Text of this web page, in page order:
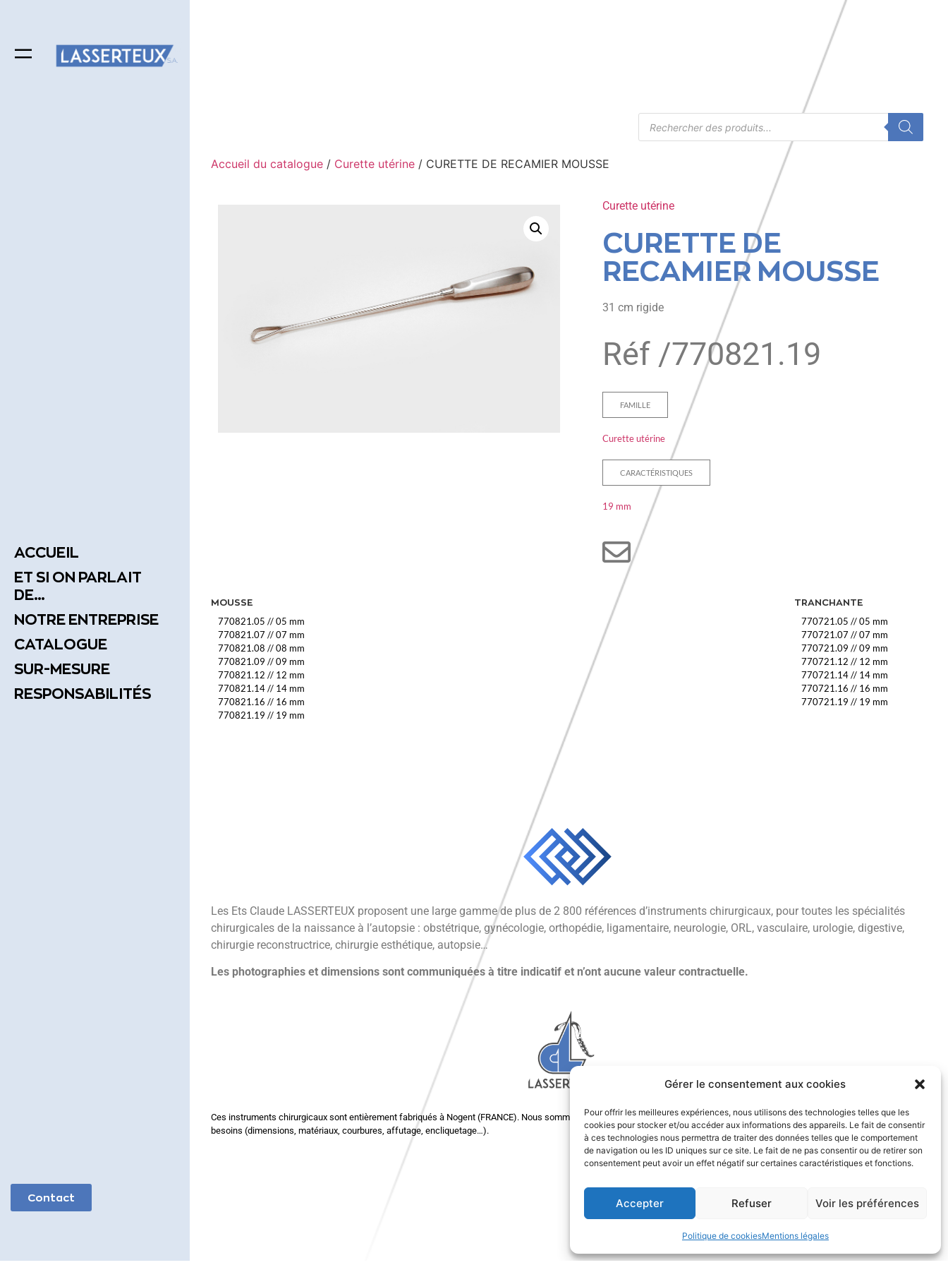
Gérer le consentement aux cookies
Pour offrir les meilleures expériences, nous utilisons des technologies telles que les
cookies pour stocker et/ou accéder aux informations des appareils. Le fait de consentir
à ces technologies nous permettra de traiter des données telles que le comportement
de navigation ou les ID uniques sur ce site. Le fait de ne pas consentir ou de retirer son
consentement peut avoir un effet négatif sur certaines caractéristiques et fonctions.
Accepter Refuser Voir les préférences
Politique de cookiesMentions légales
ACCUEIL
ET SI ON PARLAIT
DE…
NOTRE ENTREPRISE
CATALOGUE
SUR-MESURE
RESPONSABILITÉS
Contact
Accueil du catalogue/ Curette utérine/ CURETTE DE RECAMIER MOUSSE
Curette utérine
CURETTE DE
RECAMIER MOUSSE
31 cm rigide
Réf /770821.19
FAMILLE
Curette utérine
CARACTÉRISTIQUES
19 mm
MOUSSE
770821.05 //05 mm
770821.07 //07 mm
770821.08 //08 mm
770821.09 //09 mm
770821.12 // 12 mm
770821.14// 14 mm
770821.16 // 16 mm
770821.19 // 19 mm
TRANCHANTE
770721.05 //05 mm
770721.07 //07 mm
770721.09 //09 mm
770721.12 // 12 mm
770721.14// 14 mm
770721.16 // 16 mm
770721.19 // 19 mm
Les Ets Claude LASSERTEUX proposent une large gamme de plus de 2 800 références d’instruments chirurgicaux, pour toutes les spécialités
chirurgicales de la naissance à l’autopsie : obstétrique, gynécologie, orthopédie, ligamentaire, neurologie, ORL, vasculaire, urologie, digestive,
chirurgie reconstructrice, chirurgie esthétique, autopsie…
Les photographies et dimensions sont communiquées à titre indicatif et n’ont aucune valeur contractuelle.
Ces instruments chirurgicaux sont entièrement fabriqués à Nogent (FRANCE). Nous sommes tout à fait à même de réaliser des adaptations de ces instruments en fonction de vos
besoins (dimensions, matériaux, courbures, affutage, encliquetage…).